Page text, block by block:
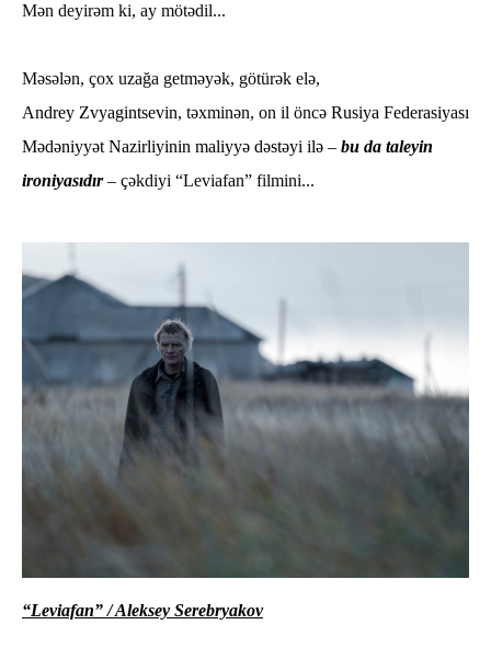
Mən deyirəm ki, ay mötədil...
Məsələn, çox uzağa getməyək, götürək elə,
Andrey Zvyagintsevin, təxminən, on il öncə Rusiya Federasiyası
Mədəniyyət Nazirliyinin maliyyə dəstəyi ilə – bu da taleyin
ironiyasıdır– çəkdiyi “Leviafan” filmini...
“Leviafan” /Aleksey Serebryakov